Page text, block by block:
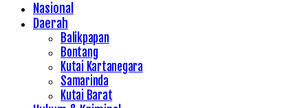
Nasional
Daerah
Balikpapan
Bontang
Kutai Kartanegara
Samarinda
Kutai Barat